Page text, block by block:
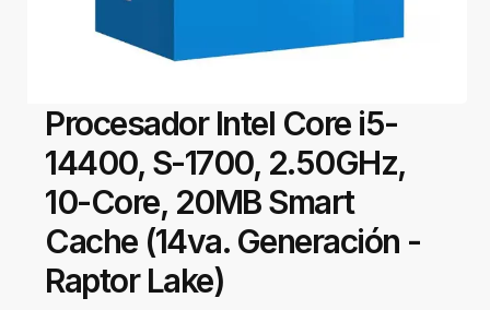
Procesador Intel Core i5-
14400, S-1700, 2.50GHz,
10-Core, 20MB Smart
Cache (14va. Generación -
Raptor Lake)